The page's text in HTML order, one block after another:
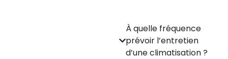
À quelle fréquence
prévoir l’entretien
d’une climatisation ?